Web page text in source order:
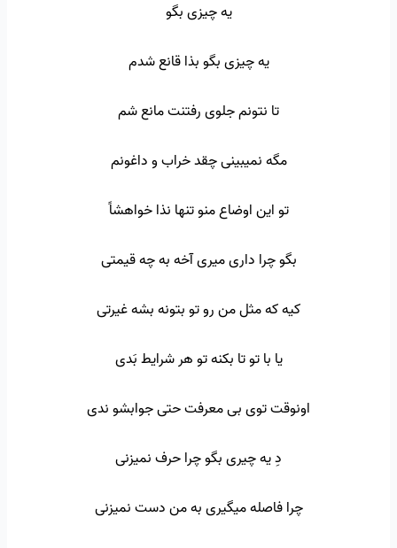
یه چیزی بگو
یه چیزی بگو بذا قانع شدم
تا نتونم جلوی رفتنت مانع شم
مگه نمیبینی چقد خراب و داغونم
تو این اوضاع منو تنها نذا خواهشاً
بگو چرا داری میری آخه به چه قیمتی
کیه که مثل من رو تو بتونه بشه غیرتی
یا با تو تا بکنه تو هر شرایط بَدی
اونوقت توی بی معرفت حتی جوابشو ندی
دِ یه چیری بگو چرا حرف نمیزنی
چرا فاصله میگیری به من دست نمیزنی